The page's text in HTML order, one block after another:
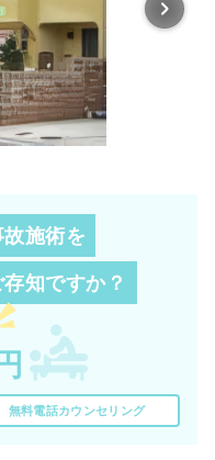
施術を
存知ですか？
無料電話カウンセリング